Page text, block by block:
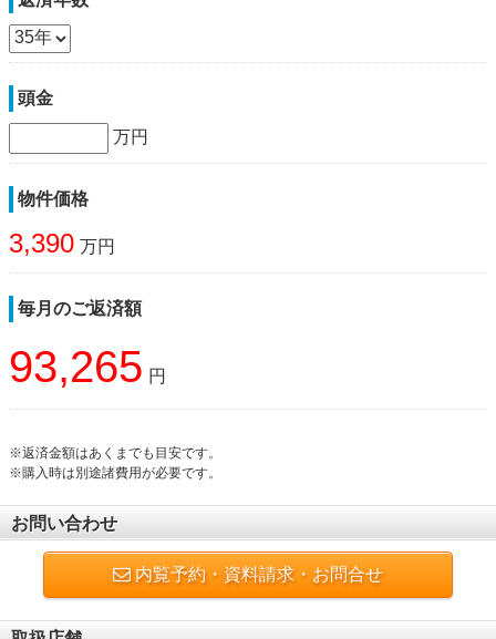
頭金
万円
物件価格
3,390 万円
毎月のご返済額
93,265 円
※返済金額はあくまでも目安です。
※購入時は別途諸費用が必要です。
お問い合わせ
内覧予約・資料請求・お問合せ